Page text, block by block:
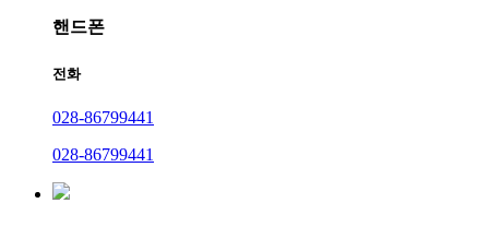
핸드폰
전화
028-86799441
028-86799441